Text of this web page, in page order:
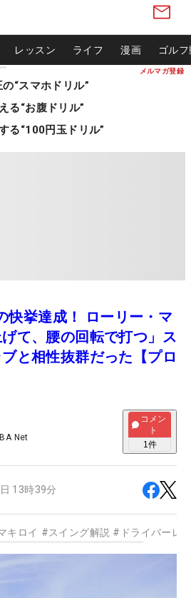
メルマガ登録
レッスン ライフ 漫画 ゴル
“スマホドリル”
る“お腹ドリル”
る“100円玉ドリル”
快挙達成！ ローリー・マ
て、腰の回転で打つ」ス
と相性抜群だった【プロ
Net
コメン
ト
1件
13時39分
キロイ #スイング解説 # ドライバーレ